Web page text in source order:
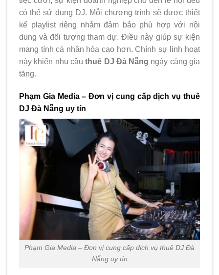
có thể sử dụng DJ. Mỗi chương trình sẽ được thiết
kế playlist riêng nhằm đảm bảo phù hợp với nội
dung và đối tượng tham dự. Điều này giúp sự kiện
mang tính cá nhân hóa cao hơn. Chính sự linh hoạt
này khiến nhu cầuthuê DJ Đà Nẵng ngày càng gia
tăng.
Phạm Gia Media – Đơn vị cung cấp dịch vụ thuê
DJ Đà Nẵng uy tín
Phạm Gia Media – Đơn vị cung cấp dịch vụ thuê DJ Đà
Nẵng uy tín